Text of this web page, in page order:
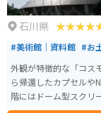
石川県
#美術館｜資料館 #お
外観が特徴的な「コス
ら帰還したカプセルや
階にはドーム型スクリ
映しています。（展示